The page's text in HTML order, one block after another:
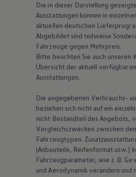
Die in dieser Darstellung
Ausstattungen können in
aktuellen deutschen
Abgebildet sind teilweise
Fahrzeuge gegen Mehrpreis.
Bitte beachten Sie auch unseren
Übersicht der aktuell
Ausstattungen.
Die angegebenen Verbrauchs-
beziehen sich nicht auf ein
nicht Bestandteil des Angebots,
Vergleichszwecken zwischen
Fahrzeugtypen.
(Anbauteile, Reifenformat usw.)
Fahrzeugparameter, wie z. B.
und Aerodynamik verändern